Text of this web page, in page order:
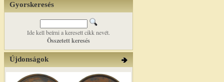
Gyorskeresés
Ide kell beírni a keresett cikk nevét.
Összetett keresés
Újdonságok